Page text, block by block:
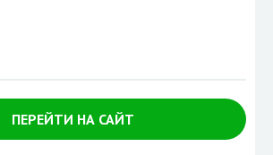
ПЕРЕЙТИ НА САЙТ